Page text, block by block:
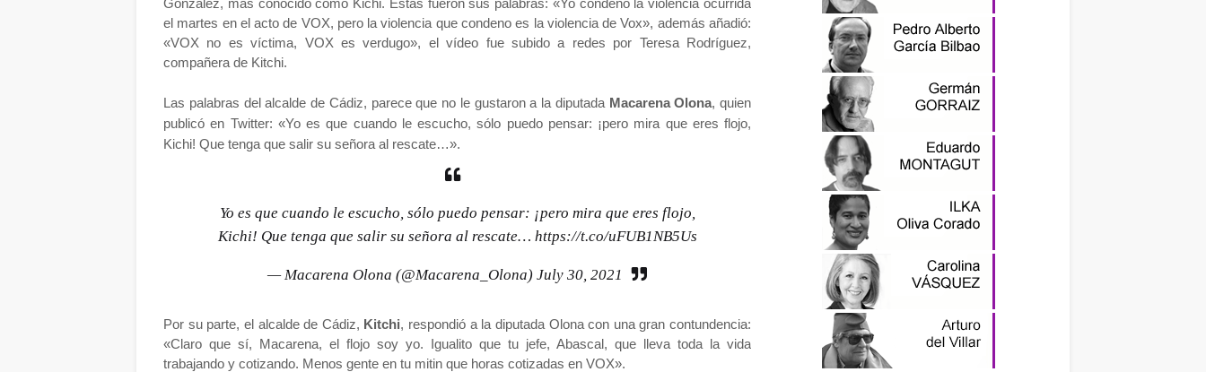
el martes en el acto de VOX, pero la violencia que condeno es la violencia de Vox», además añadió:
«VOX no es víctima, VOX es verdugo», el vídeo fue subido a redes por Teresa Rodríguez,
compañera de Kitchi.
Las palabras del alcalde de Cádiz, parece que no le gustaron a la diputada Macarena Olona, quien
publicó en Twitter: «Yo es que cuando le escucho, sólo puedo pensar: ¡pero mira que eres flojo,
Kichi! Que tenga que salir su señora al rescate…».
Yo es que cuando le escucho, sólo puedo pensar: ¡pero mira que eres flojo,
Kichi! Que tenga que salir su señora al rescate… https://t.co/uFUB1NB5Us
— Macarena Olona (@Macarena_Olona) July 30, 2021
Por su parte, el alcalde de Cádiz, Kitchi, respondió a la diputada Olona con una gran contundencia:
«Claro que sí, Macarena, el flojo soy yo. Igualito que tu jefe, Abascal, que lleva toda la vida
trabajando y cotizando. Menos gente en tu mitin que horas cotizadas en VOX».